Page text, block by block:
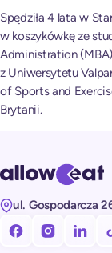
Spędziła 4 lata w
w koszykówkę ze
Administration
z Uniwersytetu
of Sports and
Brytanii.
ul. Gospodarcza
Obserwuj nas na
Obserwuj nas